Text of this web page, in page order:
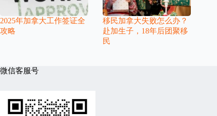
2025年加拿大工作签证全
攻略
移民加拿大失败怎么办？
赴加生子，18年后团聚移
民
微信客服号